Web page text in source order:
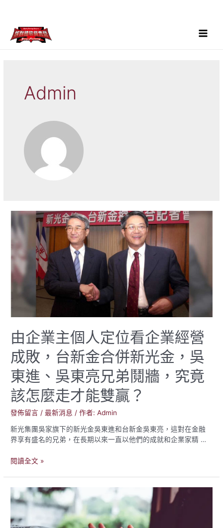
Main
Admin
由企業主個人定位看企業經營
成敗，台新金合併新光金，吳
東進、吳東亮兄弟鬩牆，究竟
該怎麼走才能雙贏？
發佈留言 /最新消息 / 作者:Admin
新光集團吳家旗下的新光金吳東進和台新金吳東亮，這對在金融
界享有盛名的兄弟，在長期以來一直以他們的成就和企業家精 …
由
主
個
定
閱讀全文 »